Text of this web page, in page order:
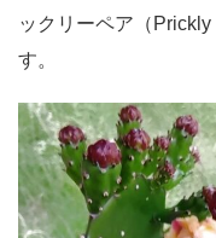
ックリーペア（
す。